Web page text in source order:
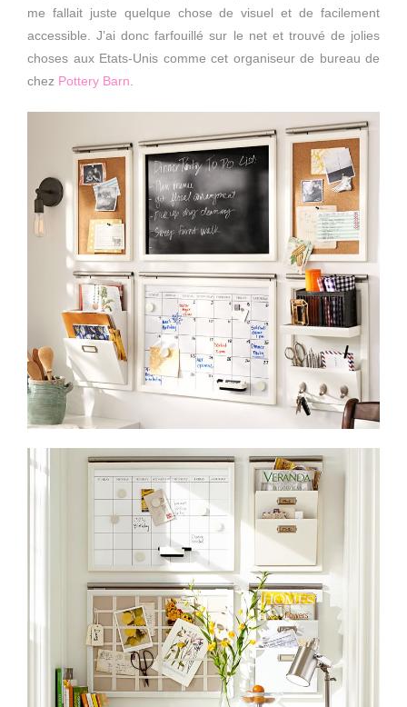
me fallait juste quelque chose de visuel et de facilement
accessible. J’ai donc farfouillé sur le net et trouvé de jolies
choses aux Etats-Unis comme cet organiseur de bureau de
chez Pottery Barn